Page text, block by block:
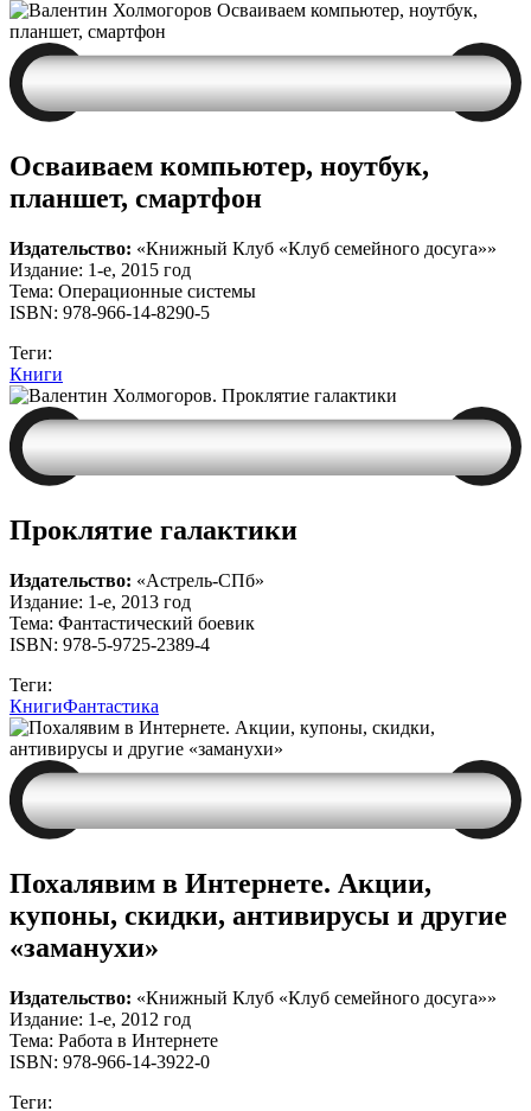
Осваиваем компьютер, ноутбук,
планшет, смартфон
Издательство: «Книжный Клуб «Клуб семейного досуга»»
Издание: 1-е, 2015 год
Тема: Операционные системы
ISBN: 978-966-14-8290-5
Теги:
Книги
Проклятие галактики
Издательство: «Астрель-СПб»
Издание: 1-е, 2013 год
Тема: Фантастический боевик
ISBN: 978-5-9725-2389-4
Теги:
КнигиФантастика
Похалявим в Интернете. Акции,
купоны, скидки, антивирусы и другие
«заманухи»
Издательство: «Книжный Клуб «Клуб семейного досуга»»
Издание: 1-е, 2012 год
Тема: Работа в Интернете
ISBN: 978-966-14-3922-0
Теги: